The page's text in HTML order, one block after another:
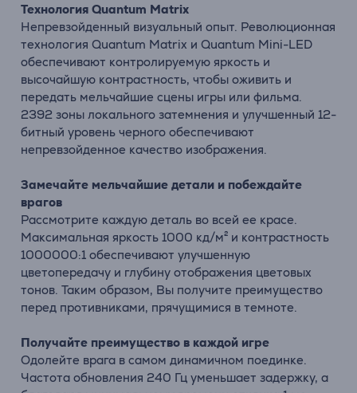
Технология Quantum Matrix
Непревзойденный визуальный опыт. Революционная
технология Quantum Matrix и Quantum Mini-LED
обеспечивают контролируемую яркость и
высочайшую контрастность, чтобы оживить и
передать мельчайшие сцены игры или фильма.
2392 зоны локального затемнения и улучшенный 12-
битный уровень черного обеспечивают
непревзойденное качество изображения.
Замечайте мельчайшие детали и побеждайте
врагов
Рассмотрите каждую деталь во всей ее красе.
Максимальная яркость 1000 кд/м² и контрастность
1000000:1 обеспечивают улучшенную
цветопередачу и глубину отображения цветовых
тонов. Таким образом, Вы получите преимущество
перед противниками, прячущимися в темноте.
Получайте преимущество в каждой игре
Одолейте врага в самом динамичном поединке.
Частота обновления 240 Гц уменьшает задержку, а